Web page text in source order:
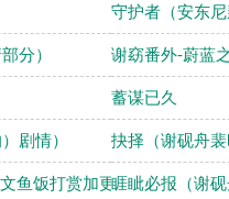
守护者（安东尼
分） 谢窈番外-蔚蓝
蓄谋已久
剧情） 抉择（谢砚舟
鱼饭打赏加更睚眦必报（谢砚